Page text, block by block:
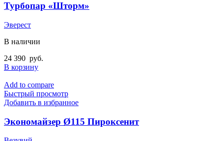
Турбопар «Шторм»
Эверест
В наличии
24 390 руб.
В корзину
Add to compare
Быстрый просмотр
Добавить в избранное
Экономайзер Ø115 Пироксенит